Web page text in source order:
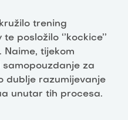
trening
te posložilo ‘’kockice’’
Naime, tijekom
za
dublje razumijevanje
unutar tih procesa.